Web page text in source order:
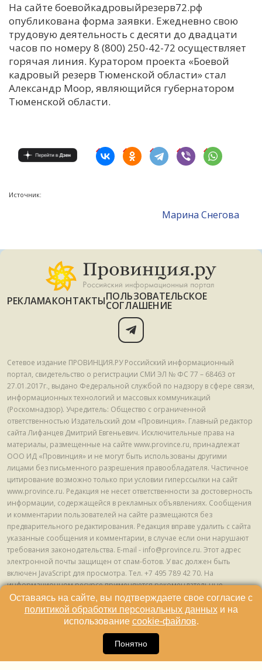
На сайте боевойкадровыйрезерв72.рф
опубликована форма заявки. Ежедневно свою
трудовую деятельность с десяти до двадцати
часов по номеру 8 (800) 250-42-72 осуществляет
горячая линия. Куратором проекта «Боевой
кадровый резерв Тюменской области» стал
Александр Моор, являющийся губернатором
Тюменской области.
Источник:
Mарина Снегова
РЕКЛАМАКОНТАКТЫПОЛЬЗОВАТЕЛЬСКОЕ
СОГЛАШЕНИЕ
Сетевое издание ПРОВИНЦИЯ.РУ Российский информационный
портал, свидетельство о регистрации СМИ ЭЛ № ФС 77 – 68463 от
27.01.2017г., выдано Федеральной службой по надзору в сфере связи,
информационных технологий и массовых коммуникаций
(Роскомнадзор). Учредитель: Общество с ограниченной
ответственностью Издательский дом «Провинция». Главный редактор
сайта Лифанцев Дмитрий Евгеньевич. Исключительные права на
материалы, размещенные на сайте www.province.ru, принадлежат
ООО ИД «Провинция» и не могут быть использованы другими
лицами без письменного разрешения правообладателя. Частичное
цитирование возможно только при условии гиперссылки на сайт
www.province.ru. Редакция не несет ответственности за достоверность
информации, содержащейся в рекламных объявлениях. Сообщения
и комментарии пользователей на сайте размещаются без
предварительного редактирования. Редакция вправе удалить с сайта
указанные сообщения и комментарии, в случае если они нарушают
требования законодательства. E-mail - info@province.ru. Этот адрес
электронной почты защищен от спам-ботов. У вас должен быть
включен JavaScript для просмотра. Tел. +7 495 789 42 70. На
информационном ресурсе применяются рекомендательные
технологии (информационные технологии предоставления
информации на основе сбора, систематизации и анализа сведений,
относящихся к предпочтениям пользователей сети "Интернет",
находящихся на территории Российской Федерации) © ООО ИД
Оставаясь на сайте, вы подтверждаете свое согласие с
политикой обработки персональных данныхи на
использование cookie-файлов.
Понятно